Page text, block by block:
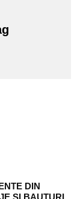
DIN
SI BAUTURI